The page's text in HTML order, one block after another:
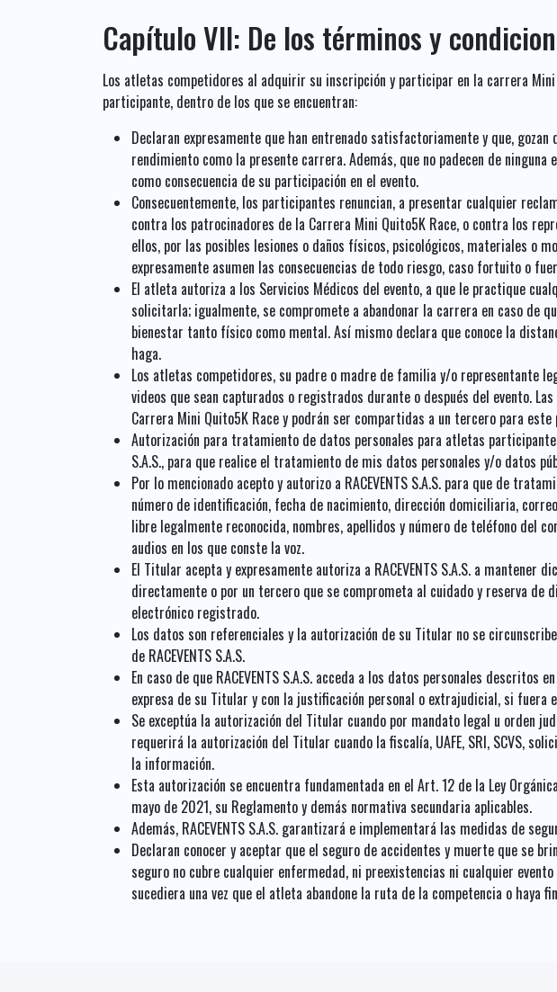
Capítulo VII: De los términos y
Los atletas competidores al adquirir su inscripción y participar en la carrera
participante, dentro de los que se encuentran:
Declaran expresamente que han entrenado satisfactoriamente y que,
rendimiento como la presente carrera. Además, que no padecen de
como consecuencia de su participación en el evento.
Consecuentemente, los participantes renuncian, a presentar cualquier
contra los patrocinadores de la Carrera Mini Quito5K Race, o contra los
ellos, por las posibles lesiones o daños físicos, psicológicos, materiales o
expresamente asumen las consecuencias de todo riesgo, caso fortuito o
El atleta autoriza a los Servicios Médicos del evento, a que le practique
solicitarla; igualmente, se compromete a abandonar la carrera en caso de
bienestar tanto físico como mental. Así mismo declara que conoce la
haga.
Los atletas competidores, su padre o madre de familia y/o representante
videos que sean capturados o registrados durante o después del evento.
Carrera Mini Quito5K Race y podrán ser compartidas a un tercero para
Autorización para tratamiento de datos personales para atletas
S.A.S., para que realice el tratamiento de mis datos personales y/o datos
Por lo mencionado acepto y autorizo a RACEVENTS S.A.S. para que de
número de identificación, fecha de nacimiento, dirección domiciliaria,
libre legalmente reconocida, nombres, apellidos y número de teléfono del
audios en los que conste la voz.
El Titular acepta y expresamente autoriza a RACEVENTS S.A.S. a
directamente o por un tercero que se comprometa al cuidado y reserva
electrónico registrado.
Los datos son referenciales y la autorización de su Titular no se
de RACEVENTS S.A.S.
En caso de que RACEVENTS S.A.S. acceda a los datos personales
expresa de su Titular y con la justificación personal o extrajudicial, si fuera
Se exceptúa la autorización del Titular cuando por mandato legal u orden
requerirá la autorización del Titular cuando la fiscalía, UAFE, SRI, SCVS,
la información.
Esta autorización se encuentra fundamentada en el Art. 12 de la Ley
mayo de 2021, su Reglamento y demás normativa secundaria aplicables.
Además, RACEVENTS S.A.S. garantizará e implementará las medidas de
Declaran conocer y aceptar que el seguro de accidentes y muerte que se
seguro no cubre cualquier enfermedad, ni preexistencias ni cualquier
sucediera una vez que el atleta abandone la ruta de la competencia o haya